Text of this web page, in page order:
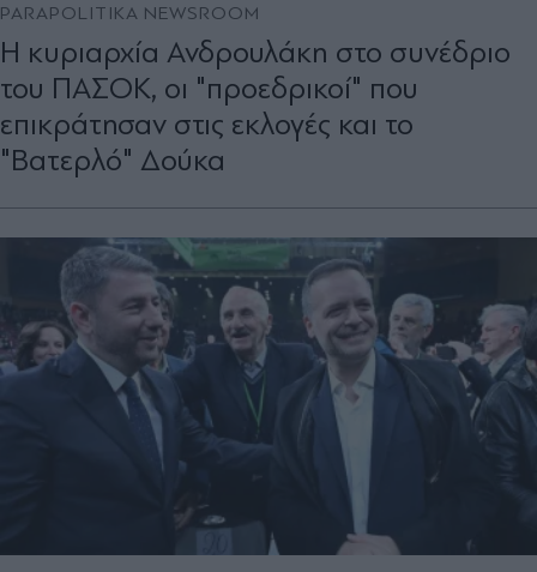
PARAPOLITIKA NEWSROOM
Η κυριαρχία Ανδρουλάκη στο συνέδριο
του ΠΑΣΟΚ, οι "προεδρικοί" που
επικράτησαν στις εκλογές και το
"Βατερλό" Δούκα